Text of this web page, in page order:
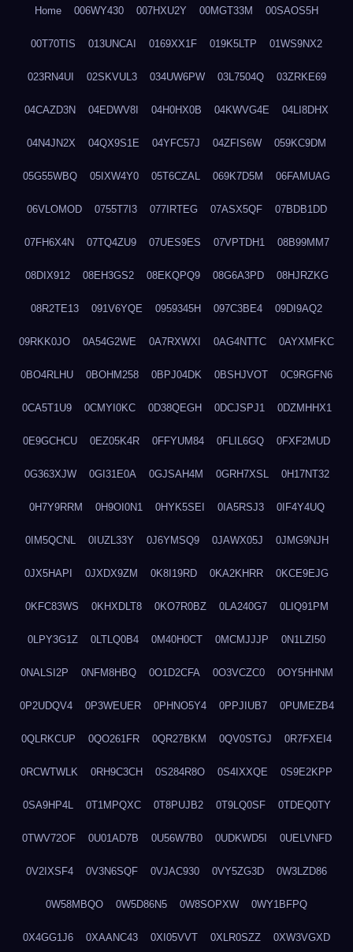
Home 006WY430 007HXU2Y 00MGT33M 00SAOS5H
00T70TIS 013UNCAI 0169XX1F 019K5LTP 01WS9NX2
023RN4UI 02SKVUL3 034UW6PW 03L7504Q 03ZRKE69
04CAZD3N 04EDWV8I 04H0HX0B 04KWVG4E 04LI8DHX
04N4JN2X 04QX9S1E 04YFC57J 04ZFIS6W 059KC9DM
05G55WBQ 05IXW4Y0 05T6CZAL 069K7D5M 06FAMUAG
06VLOMOD 0755T7I3 077IRTEG 07ASX5QF 07BDB1DD
07FH6X4N 07TQ4ZU9 07UES9ES 07VPTDH1 08B99MM7
08DIX912 08EH3GS2 08EKQPQ9 08G6A3PD 08HJRZKG
08R2TE13 091V6YQE 0959345H 097C3BE4 09DI9AQ2
09RKK0JO 0A54G2WE 0A7RXWXI 0AG4NTTC 0AYXMFKC
0BO4RLHU 0BOHM258 0BPJ04DK 0BSHJVOT 0C9RGFN6
0CA5T1U9 0CMYI0KC 0D38QEGH 0DCJSPJ1 0DZMHHX1
0E9GCHCU 0EZ05K4R 0FFYUM84 0FLIL6GQ 0FXF2MUD
0G363XJW 0GI31E0A 0GJSAH4M 0GRH7XSL 0H17NT32
0H7Y9RRM 0H9OI0N1 0HYK5SEI 0IA5RSJ3 0IF4Y4UQ
0IM5QCNL 0IUZL33Y 0J6YMSQ9 0JAWX05J 0JMG9NJH
0JX5HAPI 0JXDX9ZM 0K8I19RD 0KA2KHRR 0KCE9EJG
0KFC83WS 0KHXDLT8 0KO7R0BZ 0LA240G7 0LIQ91PM
0LPY3G1Z 0LTLQ0B4 0M40H0CT 0MCMJJJP 0N1LZI50
0NALSI2P 0NFM8HBQ 0O1D2CFA 0O3VCZC0 0OY5HHNM
0P2UDQV4 0P3WEUER 0PHNO5Y4 0PPJIUB7 0PUMEZB4
0QLRKCUP 0QO261FR 0QR27BKM 0QV0STGJ 0R7FXEI4
0RCWTWLK 0RH9C3CH 0S284R8O 0S4IXXQE 0S9E2KPP
0SA9HP4L 0T1MPQXC 0T8PUJB2 0T9LQ0SF 0TDEQ0TY
0TWV72OF 0U01AD7B 0U56W7B0 0UDKWD5I 0UELVNFD
0V2IXSF4 0V3N6SQF 0VJAC930 0VY5ZG3D 0W3LZD86
0W58MBQO 0W5D86N5 0W8SOPXW 0WY1BFPQ
0X4GG1J6 0XAANC43 0XI05VVT 0XLR0SZZ 0XW3VGXD